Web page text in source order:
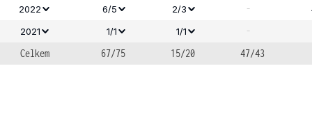
2022
6/5 2/3 -
2021
1/1 1/1
-
Celkem
67/75 15/20 47/43